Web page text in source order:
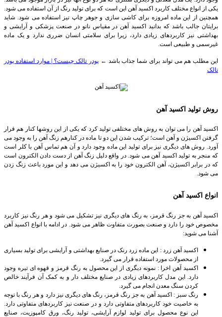
یکی از انواع مختلف کاربرد اکسید آهن این است که برای تولید رنگ از آن استفاده می شود.
همچنین از این ماده امروزه برای کاشی سازی و جوهر چاپ نیز استفاده می شود. شاید
برایتان جالب باشد که بدانید اکسید آهن در مقیاس نانو در صنعت پزشکی و آرایشی و
بهداشتی نیز کاربردهای زیادی دارد، زیرا برای سلامتی انسان ضرری ندارد و یک ماده
غیرسمی و طبیعی است.
این مطلب هم می تواند برای شما جذاب باشد ←پودر تالک چیست؟ | موارد استفاده پودر
تالک
روش تولید اکسید آهن
اکسید آهن را می توان به روش های مختلفی تولید کرد که یکی از این روشها کنار هم قرار
گرفتن اکسیژن و آهن است؛ ترکیب شدن این دو تا ماده در کنارهم زنگ آهن را به وجود می
آورد. روش های دیگری نیز برای تولید این ماده وجود دارد و آن هم تماس آهن با کلر است
که منجر به تولید اکسید آهن می شود. در واقع دلیل زنگ آهن از دست دادن الکترون است
که در برابر اکسیژن، آهن الکترون خود را به اکسیژن می دهد و این مورد باعث زنگ زدن
می شود.
انواع اکسید آهن
اکسید آهن به جز رنگ قرمز، به رنگ های دیگری نیز تشکیل می شود و هر رنگ نیز کاربرد
مخصوص خود را دارد و صنعت بصورت متفاوت ظاهر می شود. در ادامه با انواع اکسید آهن
آشنا می شوید:
اکسید آهن زرد : این ماده زرد رنک در صنایع بهداشتی و آرایشی برای تولید بسیاری
از محصولات مورد استفاده قرار می گیرد.
اکسید آهن اخرا : نمونه دیگری از این محصول به رنگ قرمز و قهوه ای تیره وجود
دارد. این مدل کاربردهای زیادی در صنایع مختلف دار و به کمک آن فرآیند خالص
کردن سنگ معدن انجام می گیرد.
رنگ سبز : اکسید آهن به جز رنگ قرمز، رنگ های دیگری نیز دارد و هر رنگ با توجه
به خاصیت خود کاربردهای متفاوتی دارد و در صنعت نیز کاربردهای متفاوتی دارد.
این نوع محصول برای تولید لوازم آرایشی، تولید رنگ، ورق کامپوزیت، صنایع